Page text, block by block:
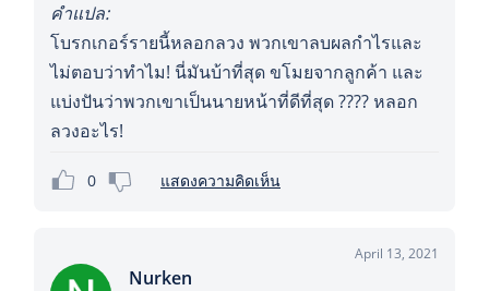
คำแปล:
โบรกเกอร์รายนี้หลอกลวง พวกเขาลบผลกำไรและ
ไม่ตอบว่าทำไม! นี่มันบ้าที่สุด ขโมยจากลูกค้า และ
แบ่งปันว่าพวกเขาเป็นนายหน้าที่ดีที่สุด ???? หลอก
ลวงอะไร!
0 แสดงความคิดเห็น
April 13, 2021
Nurken